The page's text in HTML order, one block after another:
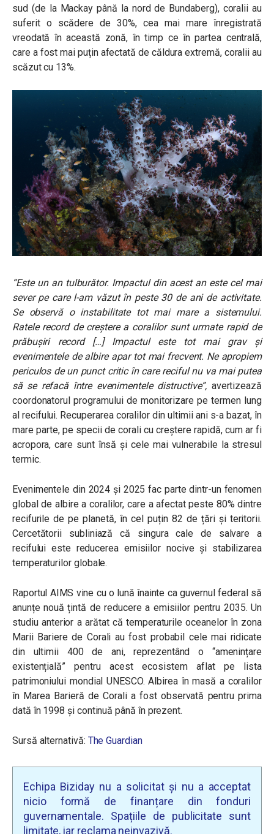
sud (de la Mackay până la nord de Bundaberg), coralii au
suferit o scădere de 30%, cea mai mare înregistrată
vreodată în această zonă, în timp ce în partea centrală,
care a fost mai puțin afectată de căldura extremă, coralii au
scăzut cu 13%.
“Este un an tulburător. Impactul din acest an este cel mai
sever pe care l-am văzut în peste 30 de ani de activitate.
Se observă o instabilitate tot mai mare a sistemului.
Ratele record de creștere a coralilor sunt urmate rapid de
prăbușiri record […] Impactul este tot mai grav și
evenimentele de albire apar tot mai frecvent. Ne apropiem
periculos de un punct critic în care reciful nu va mai putea
să se refacă între evenimentele distructive”, avertizează
coordonatorul programului de monitorizare pe termen lung
al recifului. Recuperarea coralilor din ultimii ani s-a bazat, în
mare parte, pe specii de corali cu creștere rapidă, cum ar fi
acropora, care sunt însă și cele mai vulnerabile la stresul
termic.
Evenimentele din 2024 și 2025 fac parte dintr-un fenomen
global de albire a coralilor, care a afectat peste 80% dintre
recifurile de pe planetă, în cel puțin 82 de țări și teritorii.
Cercetătorii subliniază că singura cale de salvare a
recifului este reducerea emisiilor nocive și stabilizarea
temperaturilor globale.
Raportul AIMS vine cu o lună înainte ca guvernul federal să
anunțe nouă țintă de reducere a emisiilor pentru 2035. Un
studiu anterior a arătat că temperaturile oceanelor în zona
Marii Bariere de Corali au fost probabil cele mai ridicate
din ultimii 400 de ani, reprezentând o “amenințare
existențială” pentru acest ecosistem aflat pe lista
patrimoniului mondial UNESCO. Albirea în masă a coralilor
în Marea Barieră de Corali a fost observată pentru prima
dată în 1998 și continuă până în prezent.
Sursă alternativă: The Guardian
Echipa Biziday nu a solicitat și nu a acceptat
nicio formă de finanțare din fonduri
guvernamentale. Spațiile de publicitate sunt
limitate, iar reclama neinvazivă.